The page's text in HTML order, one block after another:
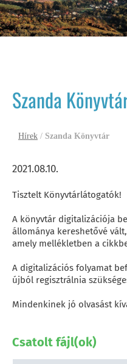
Szanda
Hírek / Szanda Könyvtár
2021.08.10.
Tisztelt Könyvtárlátogatók!
A könyvtár digitalizációja
állománya kereshetővé
amely mellékletben a
A digitalizációs folyamat
újból regisztrálnia
Mindenkinek jó olvasást
Csatolt fájl(ok)